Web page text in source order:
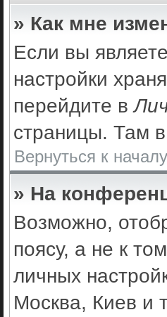
» Как мне
Если вы
настройки
перейдите в
страницы. Там
Вернуться к началу
» На
Возможно,
поясу, а не к
личных
Москва, Киев и